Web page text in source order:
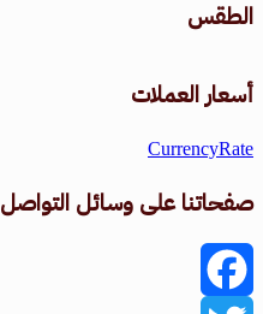
الطقس
أسعار العملات
CurrencyRate
صفحاتنا على وسائل التواصل